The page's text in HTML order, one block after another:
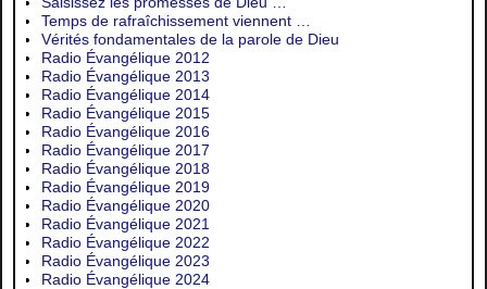
Temps de rafraîchissement viennent …
Vérités fondamentales de la parole de Dieu
Radio Évangélique 2012
Radio Évangélique 2013
Radio Évangélique 2014
Radio Évangélique 2015
Radio Évangélique 2016
Radio Évangélique 2017
Radio Évangélique 2018
Radio Évangélique 2019
Radio Évangélique 2020
Radio Évangélique 2021
Radio Évangélique 2022
Radio Évangélique 2023
Radio Évangélique 2024